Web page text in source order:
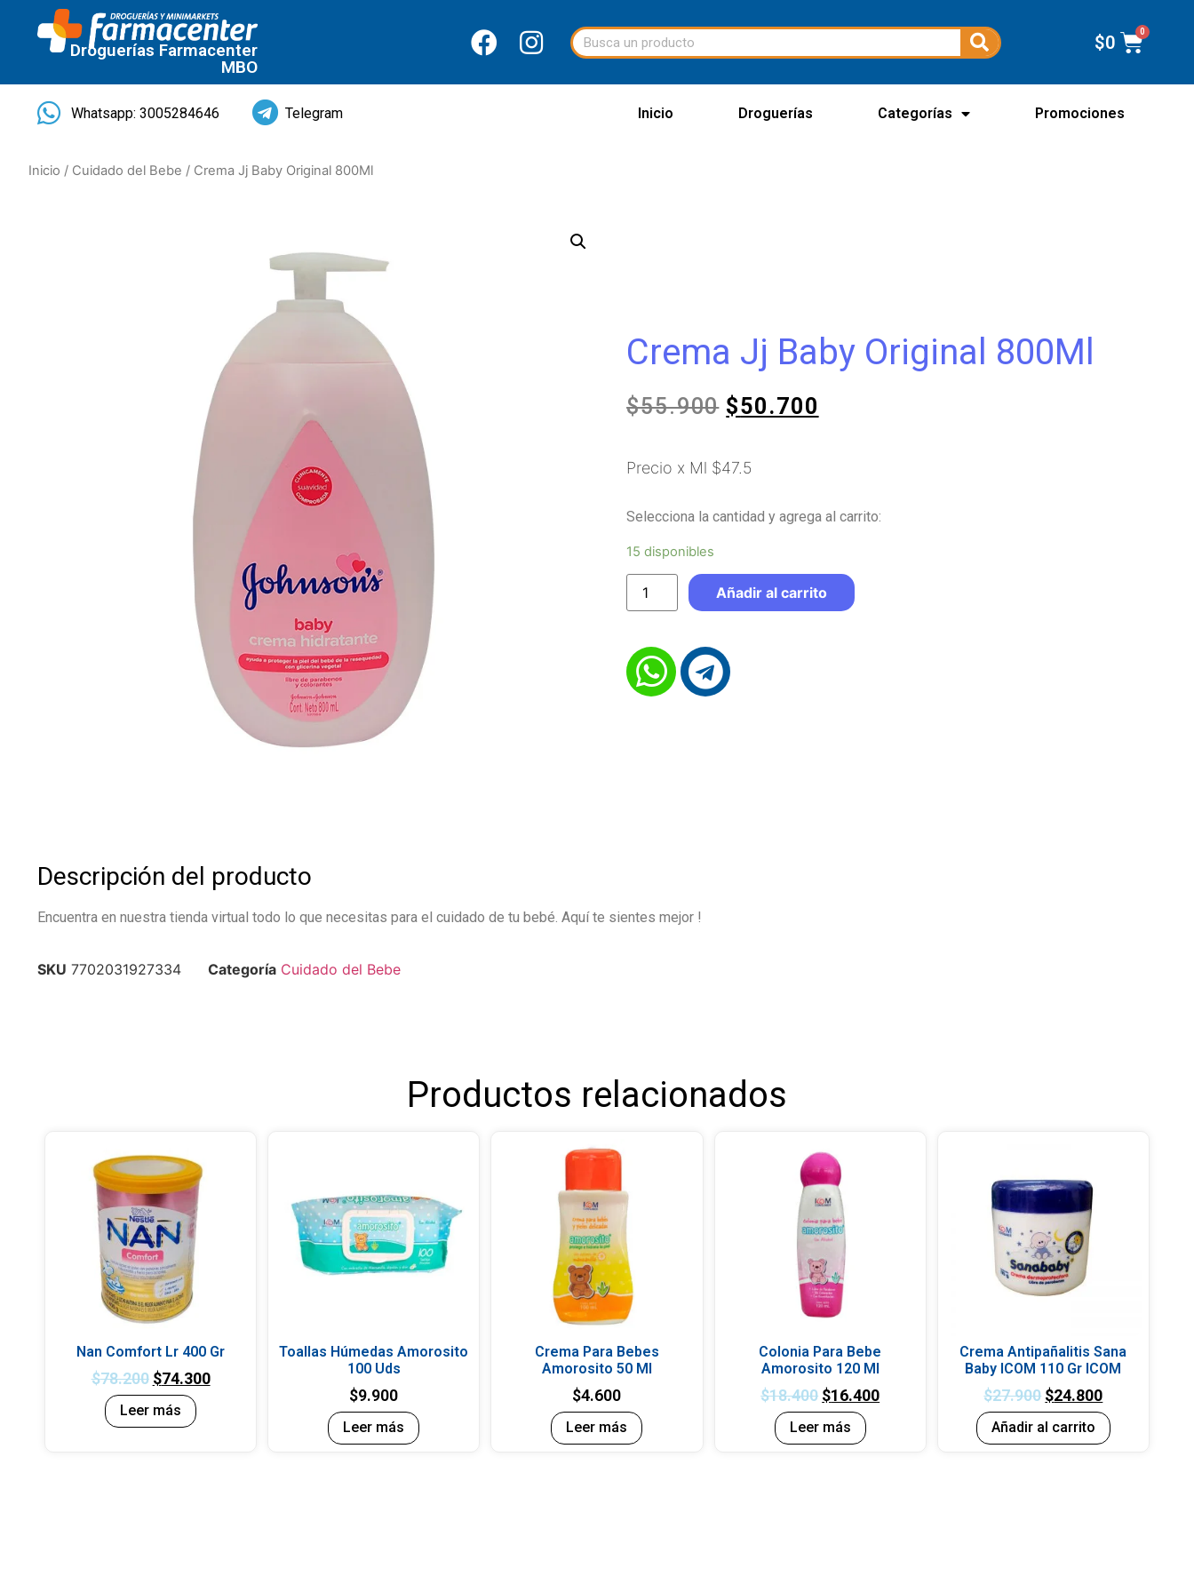
Droguerías Farmacenter
MBO
$0
Whatsapp: 3005284646 Telegram Inicio Droguerías Categorías Promociones
Inicio / Cuidado del Bebe / Crema Jj Baby Original 800Ml
Crema Jj Baby Original 800Ml
$55.900 $50.700
Precio x Ml $47.5
Selecciona la cantidad y agrega al carrito:
15 disponibles
Añadir al carrito
Descripción del producto
Encuentra en nuestra tienda virtual todo lo que necesitas para el cuidado de tu bebé. Aquí te sientes mejor !
SKU 7702031927334 Categoría Cuidado del Bebe
Productos relacionados
Nan Comfort Lr 400 Gr
$78.200 $74.300
Leer más
Toallas Húmedas Amorosito
100 Uds
$9.900
Leer más
Crema Para Bebes
Amorosito 50 Ml
$4.600
Leer más
Colonia Para Bebe
Amorosito 120 Ml
$18.400 $16.400
Leer más
Crema Antipañalitis Sana
Baby ICOM 110 Gr ICOM
$27.900 $24.800
Añadir al carrito